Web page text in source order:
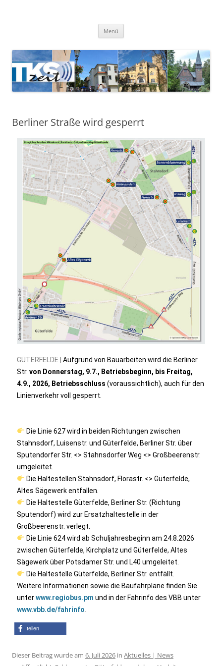
Menü
Berliner Straße wird gesperrt
GÜTERFELDE | Aufgrund von Bauarbeiten wird die Berliner
Str. von Donnerstag, 9.7., Betriebsbeginn, bis Freitag,
4.9., 2026, Betriebsschluss (voraussichtlich), auch für den
Linienverkehr voll gesperrt.
Die Linie 627 wird in beiden Richtungen zwischen
Stahnsdorf, Luisenstr. und Güterfelde, Berliner Str. über
Sputendorfer Str. <> Stahnsdorfer Weg <> Großbeerenstr.
umgeleitet.
Die Haltestellen Stahnsdorf, Florastr. <> Güterfelde,
Altes Sägewerk entfallen.
Die Haltestelle Güterfelde, Berliner Str. (Richtung
Sputendorf) wird zur Ersatzhaltestelle in der
Großbeerenstr. verlegt.
Die Linie 624 wird ab Schuljahresbeginn am 24.8.2026
zwischen Güterfelde, Kirchplatz und Güterfelde, Altes
Sägewerk über Potsdamer Str. und L40 umgeleitet.
Die Haltestelle Güterfelde, Berliner Str. entfällt.
Weitere Informationen sowie die Baufahrpläne finden Sie
unterwww.regiobus.pm und in der Fahrinfo des VBB unter
www.vbb.de/fahrinfo
teilen
Dieser Beitrag wurde am 6. Juli 2026 in Aktuelles | News